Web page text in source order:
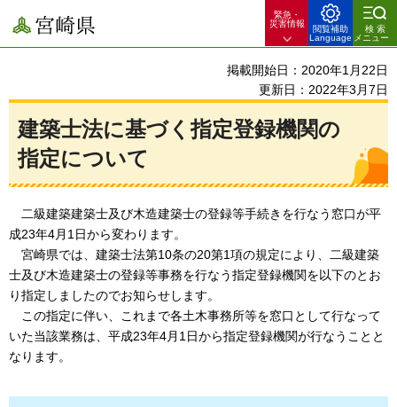
宮崎県
緊急・
災害情報
閲覧補助
Language
検索
メニュー
掲載開始日：2020年1月22日
更新日：2022年3月7日
建築士法に基づく指定登録機関の
指定について
二級建築建築士及び木造建築士の登録等手続きを行なう窓口が平
成23年4月1日から変わります。
宮崎県では、建築士法第10条の20第1項の規定により、二級建築
士及び木造建築士の登録等事務を行なう指定登録機関を以下のとお
り指定しましたのでお知らせします。
この指定に伴い、これまで各土木事務所等を窓口として行なって
いた当該業務は、平成23年4月1日から指定登録機関が行なうことと
なります。